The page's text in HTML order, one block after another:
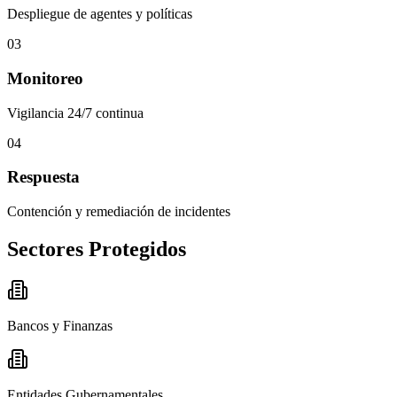
Despliegue de agentes y políticas
03
Monitoreo
Vigilancia 24/7 continua
04
Respuesta
Contención y remediación de incidentes
Sectores Protegidos
Bancos y Finanzas